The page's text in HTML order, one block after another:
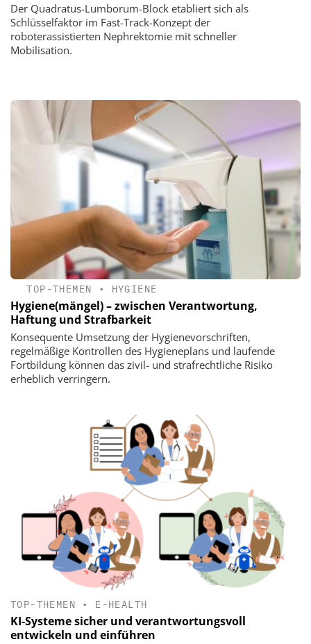
Der Quadratus-Lumborum-Block etabliert sich als
Schlüsselfaktor im Fast-Track-Konzept der
roboterassistierten Nephrektomie mit schneller
Mobilisation.
TOP-THEMEN • HYGIENE
Hygiene(mängel) – zwischen Verantwortung,
Haftung und Strafbarkeit
Konsequente Umsetzung der Hygienevorschriften,
regelmäßige Kontrollen des Hygieneplans und laufende
Fortbildung können das zivil- und strafrechtliche Risiko
erheblich verringern.
TOP-THEMEN • E-HEALTH
KI-Systeme sicher und verantwortungsvoll
entwickeln und einführen